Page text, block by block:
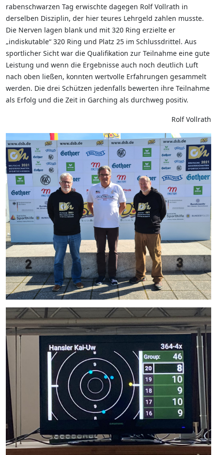
rabenschwarzen Tag erwischte dagegen Rolf Vollrath in
derselben Disziplin, der hier teures Lehrgeld zahlen musste.
Die Nerven lagen blank und mit 320 Ring erzielte er
„indiskutable“ 320 Ring und Platz 25 im Schlussdrittel. Aus
sportlicher Sicht war die Qualifikation zur Teilnahme eine gute
Leistung und wenn die Ergebnisse auch noch deutlich Luft
nach oben ließen, konnten wertvolle Erfahrungen gesammelt
werden. Die drei Schützen jedenfalls bewerten ihre Teilnahme
als Erfolg und die Zeit in Garching als durchweg positiv.
Rolf Vollrath